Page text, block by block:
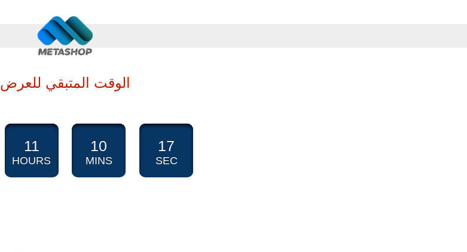
الوقت المتبقي للعرض
11
HOURS
10
MINS
15
SEC